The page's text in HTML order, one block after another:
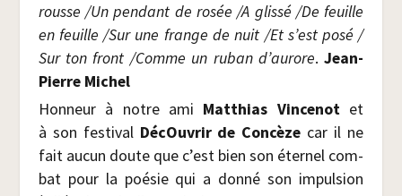
rousse /​Un pen­dant de rosée /​A glis­sé /​De feuille
en feuille /​Sur une frange de nuit /​Et s’est posé /​
Sur ton front /​Comme un ruban d’au­rore.Jean-
Pierre Michel
Hon­neur à notre ami Mat­thias Vin­ce­notet
à son fes­ti­val DécOu­vrir de Concèze car il ne
fait aucun doute que c’est bien son éter­nel com­
bat pour la poé­sie qui a don­né son impul­sion